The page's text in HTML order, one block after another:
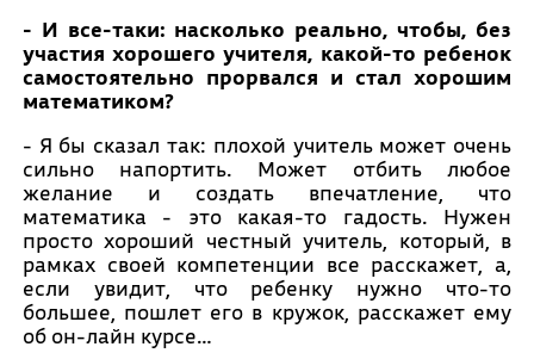
- И все-таки: насколько реально, чтобы, без
участия хорошего учителя, какой-то ребенок
самостоятельно прорвался и стал хорошим
математиком?
- Я бы сказал так: плохой учитель может очень
сильно напортить. Может отбить любое
желание и создать впечатление, что
математика - это какая-то гадость. Нужен
просто хороший честный учитель, который, в
рамках своей компетенции все расскажет, а,
если увидит, что ребенку нужно что-то
большее, пошлет его в кружок, расскажет ему
об он-лайн курсе…